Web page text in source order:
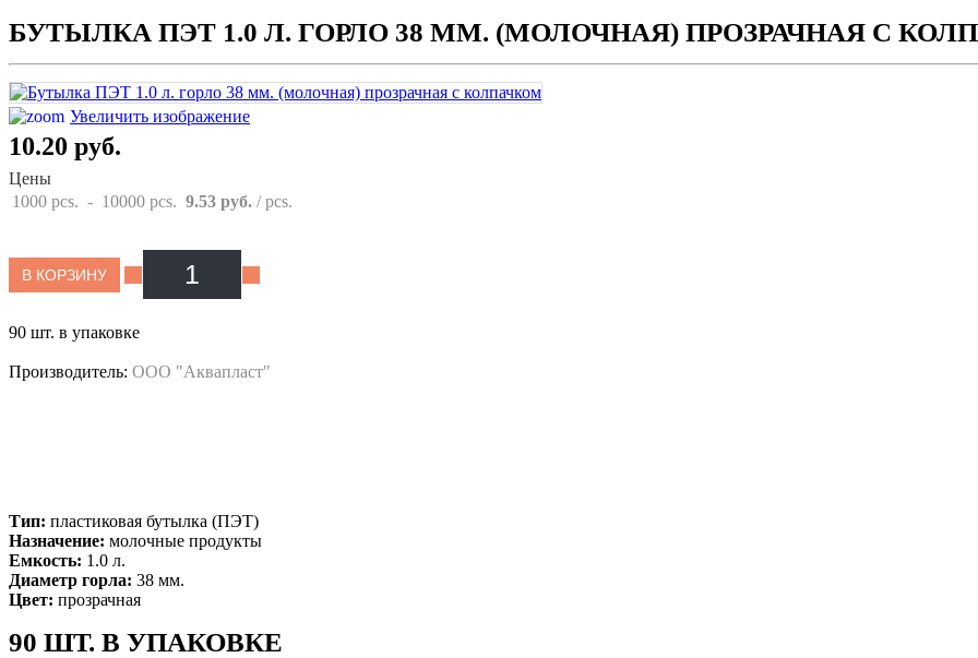
БУТЫЛКА ПЭТ 1.0 Л. ГОРЛО 38 ММ. (МОЛОЧНАЯ) ПРОЗРАЧНАЯ С
Увеличить изображение
10.20 руб.
Цены
1000 pcs. - 10000 pcs. 9.53 руб. / pcs.
В КОРЗИНУ
90 шт. в упаковке
Производитель: ООО "Аквапласт"
Тип: пластиковая бутылка (ПЭТ)
Назначение: молочные продукты
Емкость: 1.0 л.
Диаметр горла: 38 мм.
Цвет: прозрачная
90 ШТ. В УПАКОВКЕ